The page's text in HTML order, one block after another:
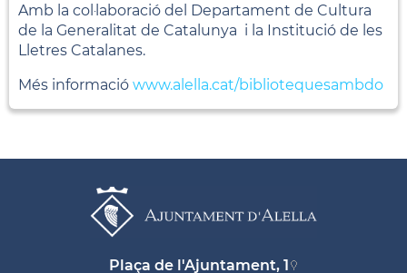
Amb la col·laboració del Departament de Cultura
de la Generalitat de Catalunya i la Institució de les
Lletres Catalanes.
Més informació www.alella.cat/bibliotequesambdo
Plaça de l'Ajuntament, 1